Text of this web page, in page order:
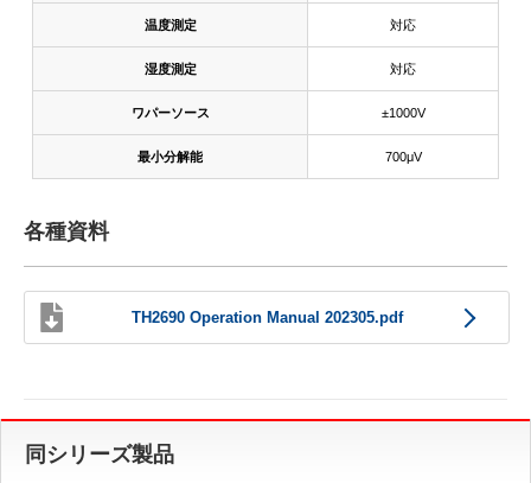
温度測定 対応
湿度測定 対応
ワパーソース ±1000V
最小分解能 700μV
各種資料
TH2690 Operation Manual 202305.pdf
同シリーズ製品